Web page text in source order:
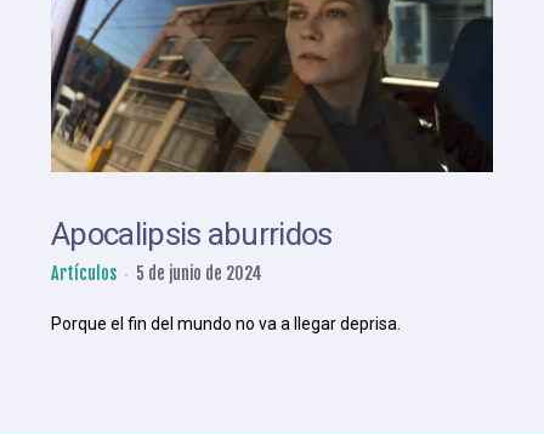
Apocalipsis aburridos
Artículos 5 de junio de 2024
Porque el fin del mundo no va a llegar deprisa.